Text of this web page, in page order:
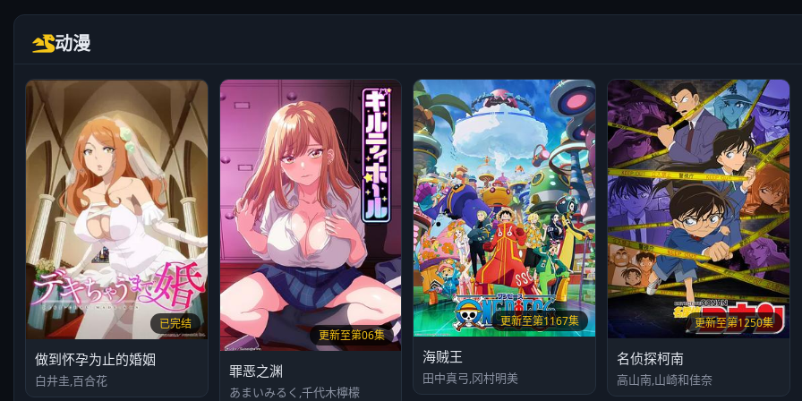
动漫
已完结
做到怀孕为止的婚姻
白井圭,百合花
更新至第06集
罪恶之渊
あまいみるく,千代木檸檬
更新至第1167集
海贼王
田中真弓,冈村明美
更新至第1250集
名侦探柯南
高山南,山崎和佳奈